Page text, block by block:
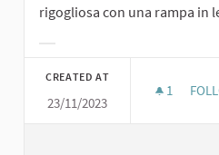
rigogliosa con una rampa in
CREATED AT
23/11/2023
1 1